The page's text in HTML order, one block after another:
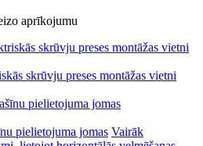
aprīkojumu
skrūvju preses montāžas vietni
pielietojuma jomas Vairāk